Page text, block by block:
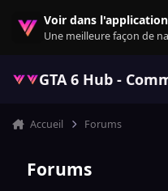
Voir dans l'application
Une meilleure façon de
GTA 6 Hub -
Accueil Forums
Forums